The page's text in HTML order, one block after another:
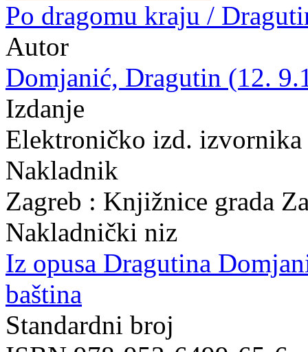
Po dragomu kraju /
Autor
Domjanić, Dragutin (12.
Izdanje
Elektroničko izd.
Nakladnik
Zagreb : Knjižnice grada
Nakladnički niz
Iz opusa Dragutina
baština
Standardni broj